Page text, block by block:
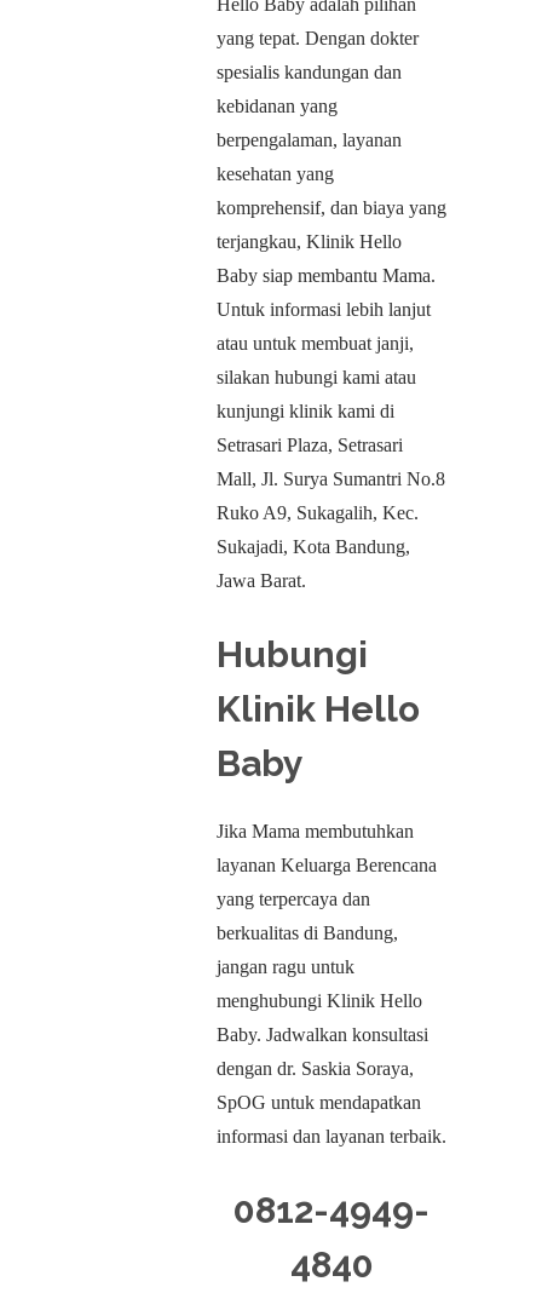
Hello Baby adalah pilihan
yang tepat. Dengan dokter
spesialis kandungan dan
kebidanan yang
berpengalaman, layanan
kesehatan yang
komprehensif, dan biaya yang
terjangkau, Klinik Hello
Baby siap membantu Mama.
Untuk informasi lebih lanjut
atau untuk membuat janji,
silakan hubungi kami atau
kunjungi klinik kami di
Setrasari Plaza, Setrasari
Mall, Jl. Surya Sumantri No.8
Ruko A9, Sukagalih, Kec.
Sukajadi, Kota Bandung,
Jawa Barat.
Hubungi
Klinik Hello
Baby
Jika Mama membutuhkan
layanan Keluarga Berencana
yang terpercaya dan
berkualitas di Bandung,
jangan ragu untuk
menghubungi Klinik Hello
Baby. Jadwalkan konsultasi
dengan dr. Saskia Soraya,
SpOG untuk mendapatkan
informasi dan layanan terbaik.
0812-4949-
4840